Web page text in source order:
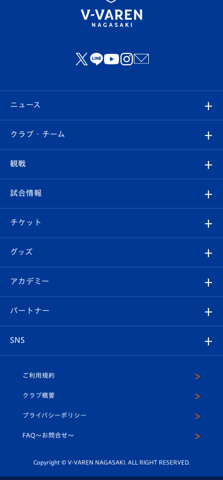
ニュース
すべて
クラブ
試合情報
チケット
イベント
メディア
ホームタウン
クラブ・チーム
クラブ概要
エンブレム紹介
スタッフプロフィール
マスコット紹介
平和祈念活動
ホームタウン活動
観戦
観戦ルール
はじめての観戦ガイド
Revive Team
ヴィヴィくんの長崎おもてなしガイド
試合情報
試合日程/結果
フォトギャラリー
スタジアムグルメ
チケット
チケット
V-LOVERS（ファンクラブ）
プレイヤーズスイート
グッズ
オンラインショップ
店舗情報
アカデミー
育成からのお知らせ
U-18
スクール
パートナー
SNS
ヴィヴィくんインスタグラム
公式LINE＠
ご利用規約
クラブ概要
プライバシーポリシー
FAQ〜お問合せ〜
Copyright © V-VAREN NAGASAKI. ALL RIGHT RESERVED.